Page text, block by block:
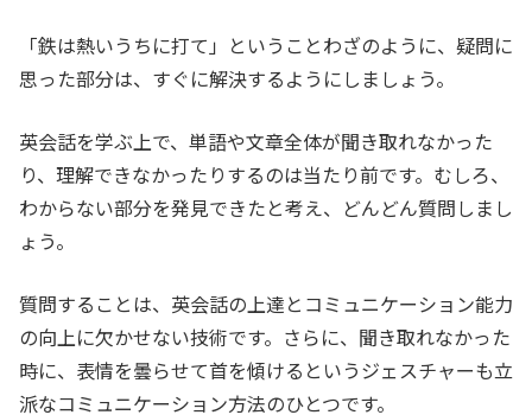
「鉄は熱いうちに打て」ということわざのように、疑問に
思った部分は、すぐに解決するようにしましょう。
英会話を学ぶ上で、単語や文章全体が聞き取れなかった
り、理解できなかったりするのは当たり前です。むしろ、
わからない部分を発見できたと考え、どんどん質問しまし
ょう。
質問することは、英会話の上達とコミュニケーション能力
の向上に欠かせない技術です。さらに、聞き取れなかった
時に、表情を曇らせて首を傾けるというジェスチャーも立
派なコミュニケーション方法のひとつです。